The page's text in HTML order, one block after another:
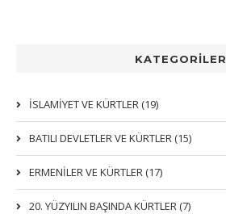
KATEGORİLER
İSLAMIYET VE KÜRTLER (19)
BATILI DEVLETLER VE KÜRTLER (15)
ERMENİLER VE KÜRTLER (17)
20. YÜZYILIN BAŞINDA KÜRTLER (7)